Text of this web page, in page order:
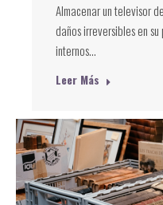
Almacenar un televisor
daños irreversibles en
internos…
Leer Más